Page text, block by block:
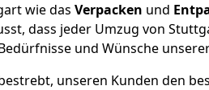
wie das Verpacken und
dass jeder Umzug von
und Wünsche
unseren Kunden den